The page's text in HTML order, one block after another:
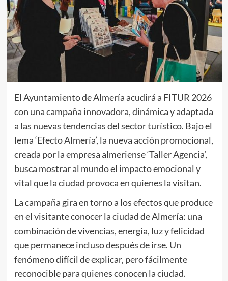
El Ayuntamiento de Almería acudirá a FITUR 2026
con una campaña innovadora, dinámica y adaptada
a las nuevas tendencias del sector turístico. Bajo el
lema ‘Efecto Almería’, la nueva acción promocional,
creada por la empresa almeriense ‘Taller Agencia’,
busca mostrar al mundo el impacto emocional y
vital que la ciudad provoca en quienes la visitan.
La campaña gira en torno a los efectos que produce
en el visitante conocer la ciudad de Almería: una
combinación de vivencias, energía, luz y felicidad
que permanece incluso después de irse. Un
fenómeno difícil de explicar, pero fácilmente
reconocible para quienes conocen la ciudad.